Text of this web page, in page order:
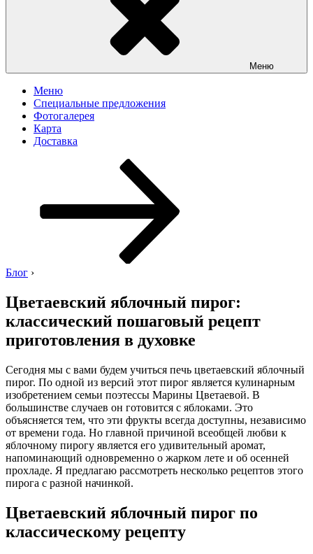
Меню
Меню
Специальные предложения
Фотогалерея
Карта
Доставка
Блог ›
Цветаевский яблочный пирог:
классический пошаговый рецепт
приготовления в духовке
Сегодня мы с вами будем учиться печь цветаевский яблочный
пирог. По одной из версий этот пирог является кулинарным
изобретением семьи поэтессы Марины Цветаевой. В
большинстве случаев он готовится с яблоками. Это
объясняется тем, что эти фрукты всегда доступны, независимо
от времени года. Но главной причиной всеобщей любви к
яблочному пирогу является его удивительный аромат,
напоминающий одновременно о жарком лете и об осенней
прохладе. Я предлагаю рассмотреть несколько рецептов этого
пирога с разной начинкой.
Цветаевский яблочный пирог по
классическому рецепту